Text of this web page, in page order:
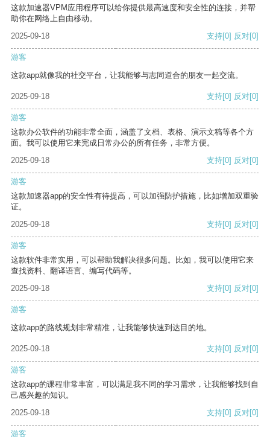
这款加速器VPM应用程序可以给你提供最高速度和安全性的连接，并帮
助你在网络上自由移动。
2025-09-18
支持[0] 反对[0]
游客
这款app就像我的社交平台，让我能够与志同道合的朋友一起交流。
2025-09-18 支持[0] 反对[0]
游客
这款办公软件的功能非常全面，涵盖了文档、表格、演示文稿等各个方
面。我可以使用它来完成日常办公的所有任务，非常方便。
2025-09-18
支持[0] 反对[0]
游客
这款加速器app的安全性有待提高，可以加强防护措施，比如增加双重验
证。
2025-09-18
支持[0] 反对[0]
游客
这款软件非常实用，可以帮助我解决很多问题。比如，我可以使用它来
查找资料、翻译语言、编写代码等。
2025-09-18
支持[0] 反对[0]
游客
这款app的路线规划非常精准，让我能够快速到达目的地。
2025-09-18 支持[0] 反对[0]
游客
这款app的课程非常丰富，可以满足我不同的学习需求，让我能够找到自
己感兴趣的知识。
2025-09-18
支持[0] 反对[0]
游客